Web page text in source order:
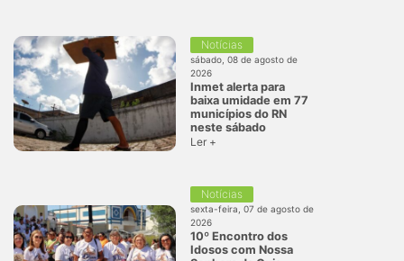
Notícias
sábado, 08 de agosto de
2026
Inmet alerta para
baixa umidade em 77
municípios do RN
neste sábado
Ler +
Notícias
sexta-feira, 07 de agosto de
2026
10º Encontro dos
Idosos com Nossa